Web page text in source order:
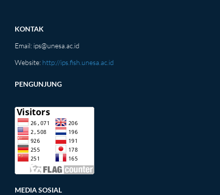
KONTAK
Email: ips@unesa.ac.id
Website: http://ips.fish.unesa.ac.id
PENGUNJUNG
MEDIA SOSIAL